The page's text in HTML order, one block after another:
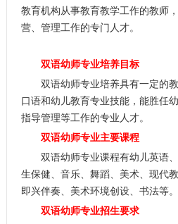
教育机构从事教育教学工作的教师
营、管理工作的专门人才。
双语幼师专业培养目标
双语幼师专业培养具有一定的教
口语和幼儿教育专业技能，能胜任
指导管理等工作的专业人才。
双语幼师专业主要课程
双语幼师专业课程有幼儿英语、
生保健、音乐、舞蹈、美术、现代
即兴伴奏、美术环境创设、书法等。
双语幼师专业招生要求